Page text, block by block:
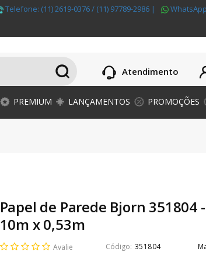
Telefone: (11) 2619-0376 / (11) 97789-2986 |
Atendimento
PREMIUM LANÇAMENTOS PROMOÇÕES
Papel de Parede Bjorn 351804
10m x 0,53m
Avalie 351804